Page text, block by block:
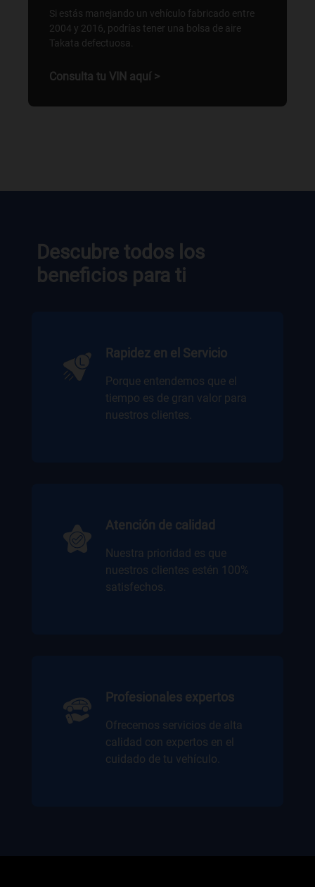
Si estás manejando un vehículo fabricado entre
2004 y 2016, podrías tener una bolsa de aire
Takata defectuosa.
Consulta tu VIN aquí >
Descubre todos los
beneficios para ti
Rapidez en el Servicio
Porque entendemos que el
tiempo es de gran valor para
nuestros clientes.
Atención de calidad
Nuestra prioridad es que
nuestros clientes estén 100%
satisfechos.
Profesionales expertos
Ofrecemos servicios de alta
calidad con expertos en el
cuidado de tu vehículo.